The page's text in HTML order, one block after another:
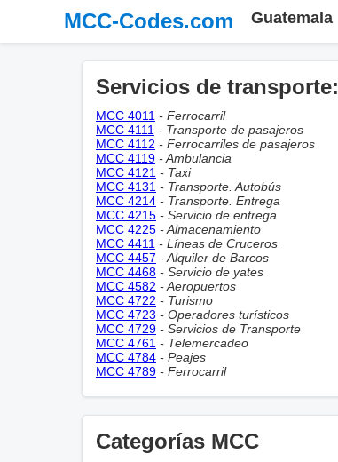
MCC-Codes.com Guatemala
Servicios de transporte:
MCC 4011 - Ferrocarril
MCC 4111 - Transporte de pasajeros
MCC 4112 - Ferrocarriles de pasajeros
MCC 4119 - Ambulancia
MCC 4121 - Taxi
MCC 4131 - Transporte. Autobús
MCC 4214 - Transporte. Entrega
MCC 4215 - Servicio de entrega
MCC 4225 - Almacenamiento
MCC 4411 - Líneas de Cruceros
MCC 4457 - Alquiler de Barcos
MCC 4468 - Servicio de yates
MCC 4582 - Aeropuertos
MCC 4722 - Turismo
MCC 4723 - Operadores turísticos
MCC 4729 - Servicios de Transporte
MCC 4761 - Telemercadeo
MCC 4784 - Peajes
MCC 4789 - Ferrocarril
Categorías MCC